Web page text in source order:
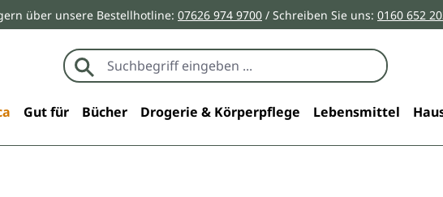
über unsere Bestellhotline: 07626 974 9700 / Schreiben Sie uns: 0160 652
Gut für Bücher Drogerie & Körperpflege Lebensmittel